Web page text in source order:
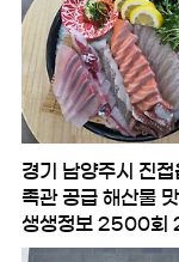
경기 남양주시 진
족관 공급 해산물
생생정보 2500회
월19일